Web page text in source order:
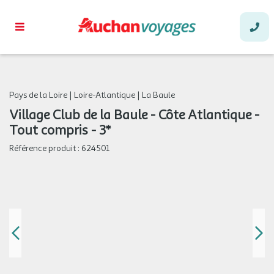
Pays de la Loire | Loire-Atlantique | La Baule
Village Club de la Baule - Côte Atlantique -
Tout compris - 3*
Référence produit : 624501